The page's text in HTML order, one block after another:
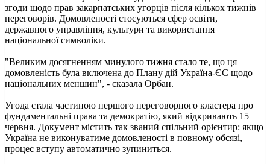
згоди щодо прав закарпатських угорців після кількох тижнів
переговорів. Домовленості стосуються сфер освіти,
державного управління, культури та використання
національної символіки.
"Великим досягненням минулого тижня стало те, що ця
домовленість була включена до Плану дій Україна-ЄС щодо
національних меншин", - сказала Орбан.
Угода стала частиною першого переговорного кластера про
фундаментальні права та демократію, який відкривають 15
червня. Документ містить так званий спільний орієнтир: якщо
Україна не виконуватиме домовленості в повному обсязі,
процес вступу автоматично зупиниться.